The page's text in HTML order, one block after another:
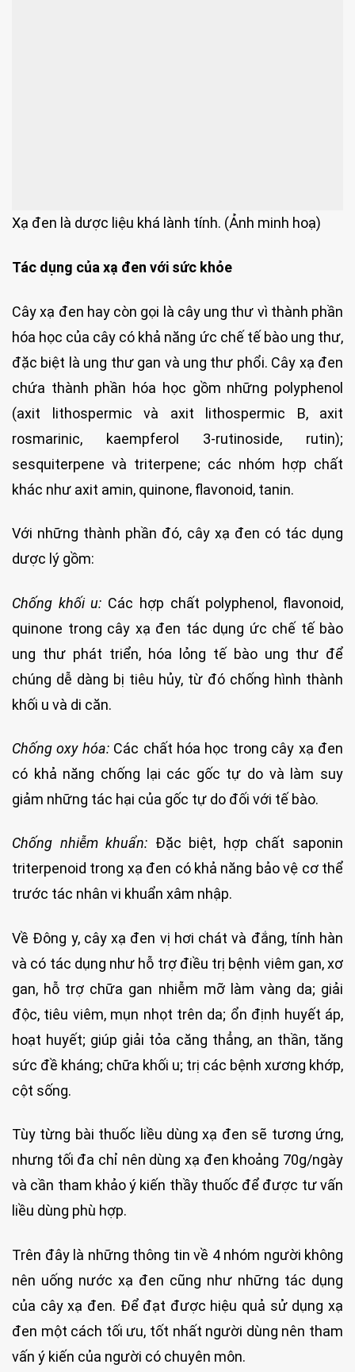
Xạ đen là dược liệu khá lành tính. (Ảnh minh hoạ)
Tác dụng của xạ đen với sức khỏe
Cây xạ đen hay còn gọi là cây ung thư vì thành phần
hóa học của cây có khả năng ức chế tế bào ung thư,
đặc biệt là ung thư gan và ung thư phổi. Cây xạ đen
chứa thành phần hóa học gồm những polyphenol
(axit lithospermic và axit lithospermic B, axit
rosmarinic, kaempferol 3-rutinoside, rutin);
sesquiterpene và triterpene; các nhóm hợp chất
khác như axit amin, quinone, flavonoid, tanin.
Với những thành phần đó, cây xạ đen có tác dụng
dược lý gồm:
Chống khối u: Các hợp chất polyphenol, flavonoid,
quinone trong cây xạ đen tác dụng ức chế tế bào
ung thư phát triển, hóa lỏng tế bào ung thư để
chúng dễ dàng bị tiêu hủy, từ đó chống hình thành
khối u và di căn.
Chống oxy hóa: Các chất hóa học trong cây xạ đen
có khả năng chống lại các gốc tự do và làm suy
giảm những tác hại của gốc tự do đối với tế bào.
Chống nhiễm khuẩn: Đặc biệt, hợp chất saponin
triterpenoid trong xạ đen có khả năng bảo vệ cơ thể
trước tác nhân vi khuẩn xâm nhập.
Về Đông y, cây xạ đen vị hơi chát và đắng, tính hàn
và có tác dụng như hỗ trợ điều trị bệnh viêm gan, xơ
gan, hỗ trợ chữa gan nhiễm mỡ làm vàng da; giải
độc, tiêu viêm, mụn nhọt trên da; ổn định huyết áp,
hoạt huyết; giúp giải tỏa căng thẳng, an thần, tăng
sức đề kháng; chữa khối u; trị các bệnh xương khớp,
cột sống.
Tùy từng bài thuốc liều dùng xạ đen sẽ tương ứng,
nhưng tối đa chỉ nên dùng xạ đen khoảng 70g/ngày
và cần tham khảo ý kiến thầy thuốc để được tư vấn
liều dùng phù hợp.
Trên đây là những thông tin về 4 nhóm người không
nên uống nước xạ đen cũng như những tác dụng
của cây xạ đen. Để đạt được hiệu quả sử dụng xạ
đen một cách tối ưu, tốt nhất người dùng nên tham
vấn ý kiến của người có chuyên môn.